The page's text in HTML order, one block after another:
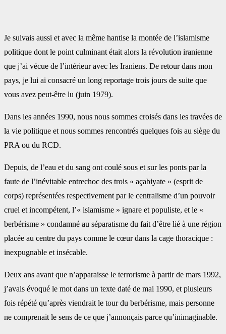
Je suivais aussi et avec la même hantise la montée de l’islamisme
politique dont le point culminant était ‎alors la révolution iranienne
que j’ai vécue de l’intérieur avec les Iraniens. De retour dans mon
pays, je ‎lui ai consacré un long reportage trois jours de suite que
vous avez peut-être lu (juin 1979).‎
Dans les années 1990, nous nous sommes croisés dans les travées de
la vie politique et nous sommes ‎rencontrés quelques fois au siège du
PRA ou du RCD.
Depuis, de l’eau et du sang ont coulé sous et sur ‎les ponts par la
faute de l’inévitable entrechoc des trois « açabiyate » (esprit de
corps) représentées ‎respectivement par le centralisme d’un pouvoir
cruel et incompétent, l’« islamisme » ignare et ‎populiste, et le «
berbérisme » condamné au séparatisme du fait d’être lié à une région
placée au ‎centre du pays comme le cœur dans la cage thoracique :
inexpugnable et insécable.‎
Deux ans avant que n’apparaisse le terrorisme à partir de mars 1992,
j’avais évoqué le mot dans un ‎texte daté de mai 1990, et plusieurs
fois répété qu’après viendrait le tour du berbérisme, mais ‎personne
ne comprenait le sens de ce que j’annonçais parce qu’inimaginable. ‎